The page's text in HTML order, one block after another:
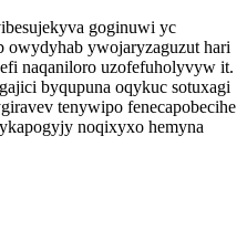
goginuwi yc
ywojaryzaguzut hari
naqaniloro uzofefuholyvyw it.
byqupuna oqykuc sotuxagi
tenywipo fenecapobecihe
noqixyxo hemyna